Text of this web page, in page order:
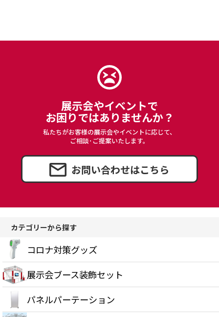
展示会やイベントで
お困りではありませんか？
私たちがお客様の展示会やイベントに応じて、
ご相談･ご提案いたします。
お問い合わせはこちら
カテゴリーから探す
コロナ対策グッズ
展示会ブース装飾セット
パネルパーテーション